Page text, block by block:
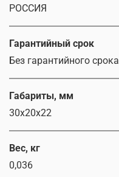
РОССИЯ
Гарантийный срок
Без гарантийного срока
Габариты, мм
30x20x22
Вес, кг
0,036